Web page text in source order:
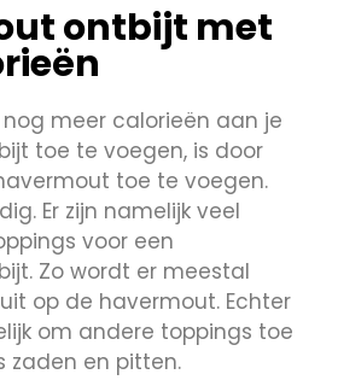
ontbijt met
meer calorieën aan je
toe te voegen, is door
toe te voegen.
Er zijn namelijk veel
voor een
Zo wordt er meestal
op de havermout. Echter
om andere toppings toe
zaden en pitten.